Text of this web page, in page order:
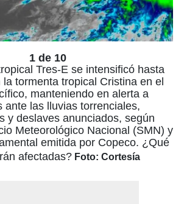
1 de 10
Tres-E se intensificó hasta
tormenta tropical Cristina en el
manteniendo en alerta a
ante las lluvias torrenciales,
y deslaves anunciados, según
Meteorológico Nacional (SMN) y
emitida por Copeco. ¿Qué
afectadas? Foto: Cortesía